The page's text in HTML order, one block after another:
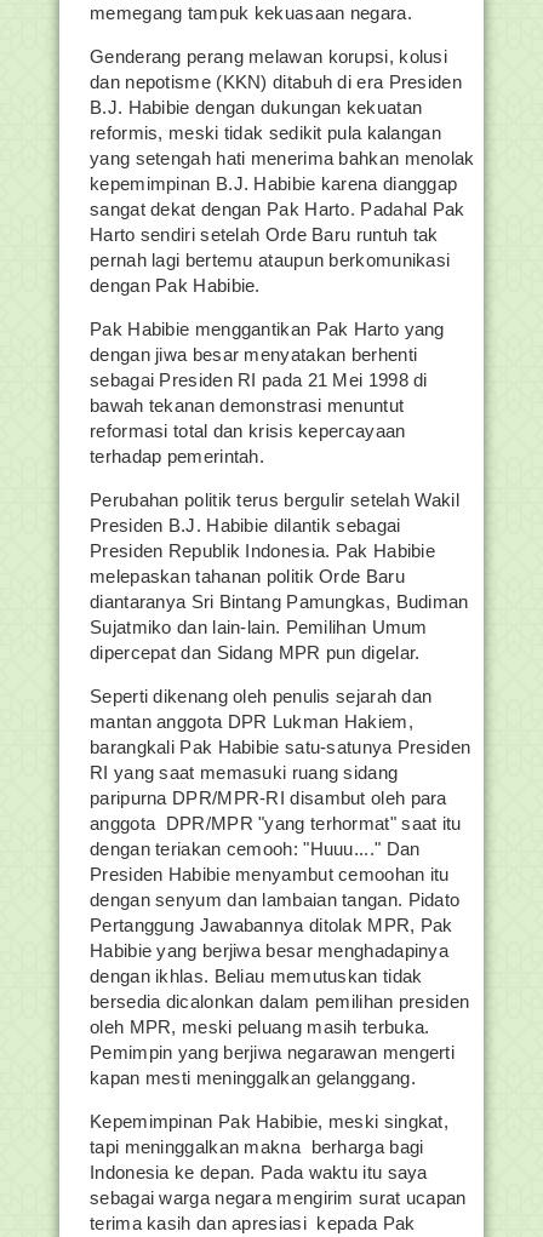
memegang tampuk kekuasaan negara.
Genderang perang melawan korupsi, kolusi
dan nepotisme (KKN) ditabuh di era Presiden
B.J. Habibie dengan dukungan kekuatan
reformis, meski tidak sedikit pula kalangan
yang setengah hati menerima bahkan menolak
kepemimpinan B.J. Habibie karena dianggap
sangat dekat dengan Pak Harto. Padahal Pak
Harto sendiri setelah Orde Baru runtuh tak
pernah lagi bertemu ataupun berkomunikasi
dengan Pak Habibie.
Pak Habibie menggantikan Pak Harto yang
dengan jiwa besar menyatakan berhenti
sebagai Presiden RI pada 21 Mei 1998 di
bawah tekanan demonstrasi menuntut
reformasi total dan krisis kepercayaan
terhadap pemerintah.
Perubahan politik terus bergulir setelah Wakil
Presiden B.J. Habibie dilantik sebagai
Presiden Republik Indonesia. Pak Habibie
melepaskan tahanan politik Orde Baru
diantaranya Sri Bintang Pamungkas, Budiman
Sujatmiko dan lain-lain. Pemilihan Umum
dipercepat dan Sidang MPR pun digelar.
Seperti dikenang oleh penulis sejarah dan
mantan anggota DPR Lukman Hakiem,
barangkali Pak Habibie satu-satunya Presiden
RI yang saat memasuki ruang sidang
paripurna DPR/MPR-RI disambut oleh para
anggota DPR/MPR "yang terhormat" saat itu
dengan teriakan cemooh: "Huuu...." Dan
Presiden Habibie menyambut cemoohan itu
dengan senyum dan lambaian tangan. Pidato
Pertanggung Jawabannya ditolak MPR, Pak
Habibie yang berjiwa besar menghadapinya
dengan ikhlas. Beliau memutuskan tidak
bersedia dicalonkan dalam pemilihan presiden
oleh MPR, meski peluang masih terbuka.
Pemimpin yang berjiwa negarawan mengerti
kapan mesti meninggalkan gelanggang.
Kepemimpinan Pak Habibie, meski singkat,
tapi meninggalkan makna berharga bagi
Indonesia ke depan. Pada waktu itu saya
sebagai warga negara mengirim surat ucapan
terima kasih dan apresiasi kepada Pak